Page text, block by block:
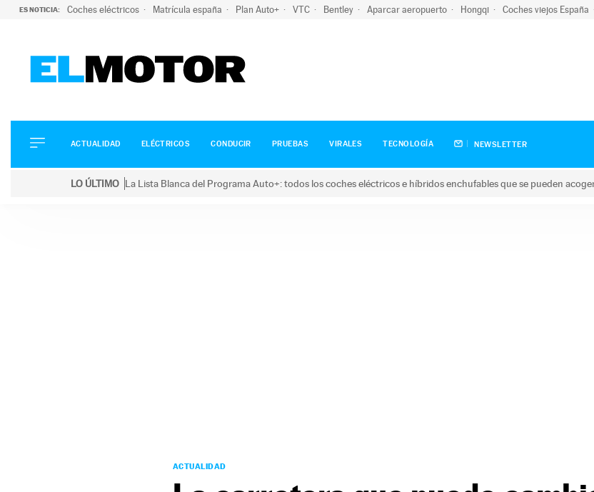
ES NOTICIA: Coches eléctricos Matrícula españa Plan Auto+ VTC Bentley Aparcar aeropuerto Hongqi Coches viejos España
ELÉCTRICOS
CONDUCIR
ACTUALIDAD ELÉCTRICOS CONDUCIR PRUEBAS VIRALES TECNOLOGÍA NEWSLETTER
LO ÚLTIMO La Lista Blanca del Programa Auto+: todos los coches eléctricos e híbridos enchufables que se pueden
ACTUALIDAD